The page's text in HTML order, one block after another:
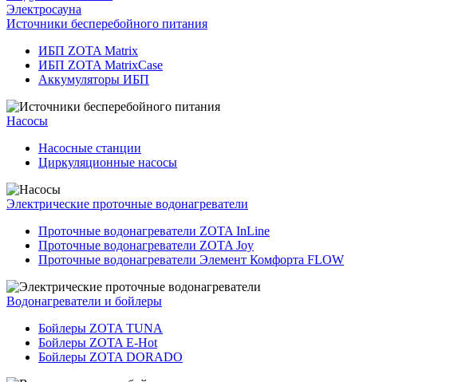
Электросауна
Источники бесперебойного питания
ИБП ZOTA Matrix
ИБП ZOTA MatrixCase
Аккумуляторы ИБП
Насосы
Насосные станции
Циркуляционные насосы
Электрические проточные водонагреватели
Проточные водонагреватели ZOTA InLine
Проточные водонагреватели ZOTA Joy
Проточные водонагреватели Элемент Комфорта FLOW
Водонагреватели и бойлеры
Бойлеры ZOTA TUNA
Бойлеры ZOTA E-Hot
Бойлеры ZOTA DORADO